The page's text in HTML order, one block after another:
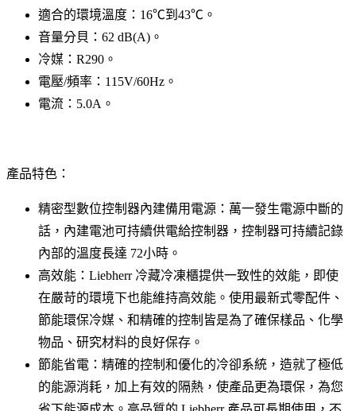
適合的環境溫度：16℃到43℃。
音量分貝：62 dB(A)。
冷媒：R290。
電壓/頻率：115V/60Hz。
電流：5.0A。
產品特色：
精密型數位控制器內建備用電源：萬一發生電源中斷的
話，內建電池可持續供電給控制器，控制器可持續記錄
內部的溫度長達 72小時。
高效能：Liebherr 冷藏冷凍櫃提供一致性的效能，即使
在嚴苛的環境下也能維持高效能。使用最新式零配件、
節能環保冷媒、和精確的控制皆是為了確保樣品、化學
物品、研究材料的良好保存。
節能省電：精確的控制和優化的冷卻系統，造就了極低
的能源消耗，加上有效的隔熱，使產品更為環保，為您